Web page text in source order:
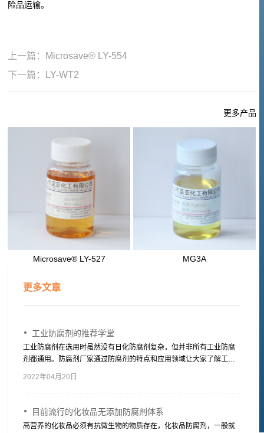
险品运输。
上一篇： Microsave® LY-554
下一篇：
LY-WT2
更多产品
Microsave® LY-527 MG3A
更多文章
工业防腐剂的推荐学堂
工业防腐剂在选用时虽然没有日化防腐剂复杂，但并非所有工业防腐
剂都通用。防腐剂厂家通过防腐剂的特点和应用领域让大家了解工业
防腐剂有哪些，适用于哪些产品。
2022年04月20日
目前流行的化妆品无添加防腐剂体系
高营养的化妆品必须有抗微生物的物质存在，化妆品防腐剂，一般就